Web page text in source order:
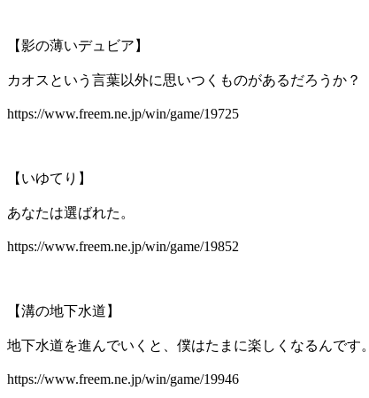
【影の薄いデュビア】
カオスという言葉以外に思いつくものがあるだろうか？
https://www.freem.ne.jp/win/game/19725
【いゆてり】
あなたは選ばれた。
https://www.freem.ne.jp/win/game/19852
【溝の地下水道】
地下水道を進んでいくと、僕はたまに楽しくなるんです。
https://www.freem.ne.jp/win/game/19946